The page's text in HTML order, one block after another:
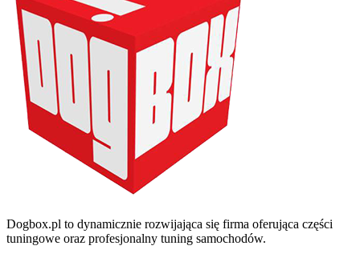
Dogbox.pl to dynamicznie rozwijająca się firma oferująca części
tuningowe oraz profesjonalny tuning samochodów.